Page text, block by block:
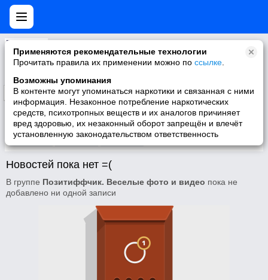
Применяются рекомендательные технологии
Прочитать правила их применении можно по ссылке
Возможны упоминания
В контенте могут упоминаться наркотики и связанная с ними
информация. Незаконное потребление наркотических
средств, психотропных веществ и их аналогов причиняет
вред здоровью, их незаконный оборот запрещён и влечёт
установленную законодательством ответственность
Подписаться
Участники О группе
Новостей пока нет =(
В группе Позитиффчик. Веселые фото и видео пока не
добавлено ни одной записи